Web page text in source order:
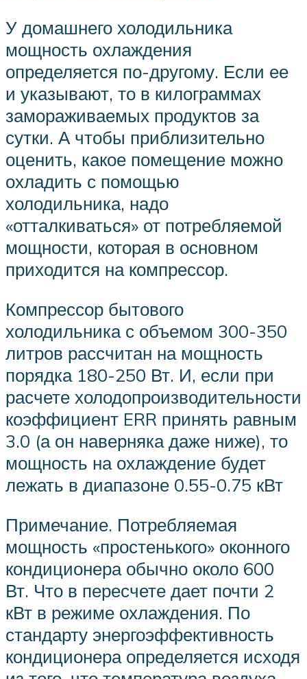
У домашнего холодильника
мощность охлаждения
определяется по-другому. Если ее
и указывают, то в килограммах
замораживаемых продуктов за
сутки. А чтобы приблизительно
оценить, какое помещение можно
охладить с помощью
холодильника, надо
«отталкиваться» от потребляемой
мощности, которая в основном
приходится на компрессор.
Компрессор бытового
холодильника с объемом 300-350
литров рассчитан на мощность
порядка 180-250 Вт. И, если при
расчете холодопроизводительности
коэффициент ERR принять равным
3.0 (а он наверняка даже ниже), то
мощность на охлаждение будет
лежать в диапазоне 0.55-0.75 кВт
Примечание. Потребляемая
мощность «простенького» оконного
кондиционера обычно около 600
Вт. Что в пересчете дает почти 2
кВт в режиме охлаждения. По
стандарту энергоэффективность
кондиционера определяется исходя